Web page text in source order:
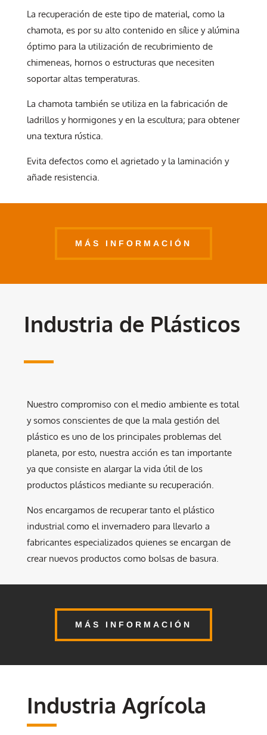
La recuperación de este tipo de material, como la
chamota, es por su alto contenido en sílice y alúmina
óptimo para la utilización de recubrimiento de
chimeneas, hornos o estructuras que necesiten
soportar altas temperaturas.
La chamota también se utiliza en la fabricación de
ladrillos y hormigones y en la escultura; para obtener
una textura rústica.
Evita defectos como el agrietado y la laminación y
añade resistencia.
MÁS INFORMACIÓN
Industria de Plásticos
Nuestro compromiso con el medio ambiente es total
y somos conscientes de que la mala gestión del
plástico es uno de los principales problemas del
planeta, por esto, nuestra acción es tan importante
ya que consiste en alargar la vida útil de los
productos plásticos mediante su recuperación.
Nos encargamos de recuperar tanto el plástico
industrial como el invernadero para llevarlo a
fabricantes especializados quienes se encargan de
crear nuevos productos como bolsas de basura.
MÁS INFORMACIÓN
Industria Agrícola